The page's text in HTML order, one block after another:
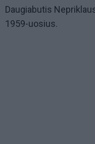
Daugiabutis
1959-uosius.